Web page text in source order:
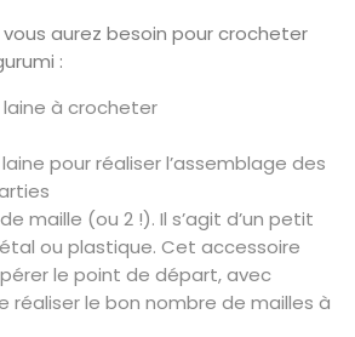
aurez besoin pour crocheter
:
laine à crocheter
pour réaliser l’assemblage des
maille (ou 2 !). Il s’agit d’un petit
ou plastique. Cet accessoire
le point de départ, avec
réaliser le bon nombre de mailles à